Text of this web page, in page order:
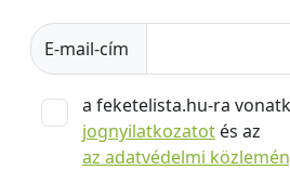
E-mail-cím
a feketelista.hu-ra
jognyilatkozatot és az
az adatvédelmi